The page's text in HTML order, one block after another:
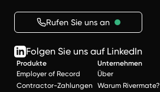
Rufen Sie uns an
Folgen Sie uns auf LinkedIn
Produkte
Employer of Record
Contractor-Zahlungen
Unternehmen
Über
Warum Rivermate?